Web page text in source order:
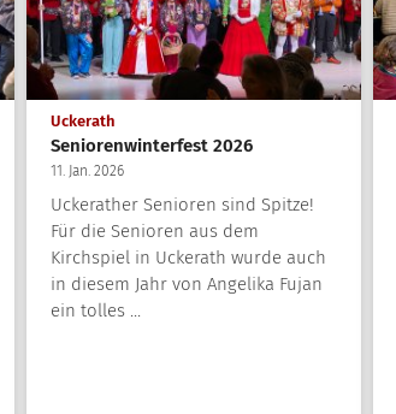
Uckerath
Seniorenwinterfest 2026
11. Jan. 2026
Uckerather Senioren sind Spitze!
Für die Senioren aus dem
Kirchspiel in Uckerath wurde auch
in diesem Jahr von Angelika Fujan
ein tolles ...